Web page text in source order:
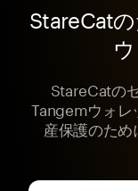
StareCat
StareCatの
Tangemウォ
産保護のため